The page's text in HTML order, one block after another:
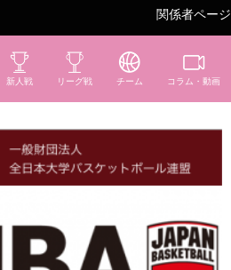
関係者ページ
新人戦 リーグ戦 チーム コラム・動画